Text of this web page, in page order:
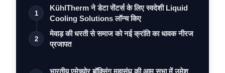
1
KühlTherm ने डेटा सेंटर्स के लिए स्वदेशी Liquid
Cooling Solutions लॉन्च किए
2
मेवाड़ की धरती से समाज को नई क्रांति का धावक नीरज
प्रजापत
भारतीय एमेच्योर बॉक्सिंग महासंघ की आम सभा में उमेश